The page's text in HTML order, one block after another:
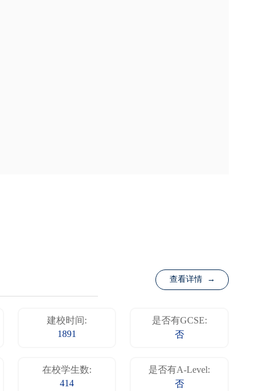
查看详情 →
建校时间:
1891
是否有GCSE:
否
在校学生数:
414
是否有A-Level:
否